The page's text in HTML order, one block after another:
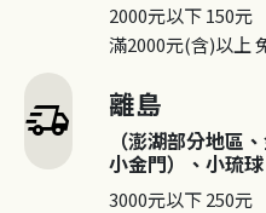
delivery_truck_speed
2000元以下150元
滿2000元(含)以上
離島
（澎湖部分地區
小金門）、小琉
3000元以下250元